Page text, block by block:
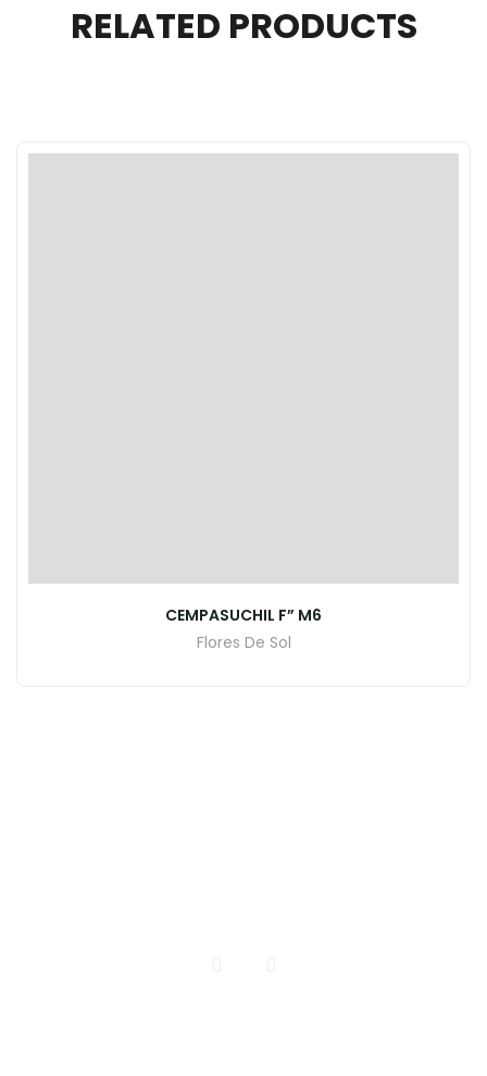
RELATED PRODUCTS
CEMPASUCHIL F” M6
Flores De Sol